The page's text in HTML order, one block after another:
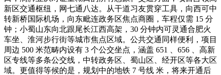
新区交通枢纽，网七通八达。从干道习友贯穿工具，向西可中
转新桥国际机场，向东毗连政务区焦点商圈，车程仅需 15 分
钟；小蜀山东向北跟尾长江西高架，30 分钟内可灵通合肥火
车坐、淮河步行街等城市焦点区域。公共交通同样便利，项目
周边 500 米范畴内设有 3 个公交坐点，涵盖 651 、656 、高新
区专线等多条公交线，中转政务区、蜀山区、经开区等各大区
域。更值得等候的是，规划中的地铁 7 号线 米，将来开通后